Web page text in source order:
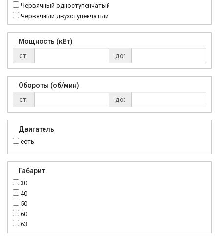
Червячный одноступенчатый
Червячный двухступенчатый
Мощность (кВт)
от:
до:
Обороты (об/мин)
от:
до:
Двигатель
есть
Габарит
30
40
50
60
63
70